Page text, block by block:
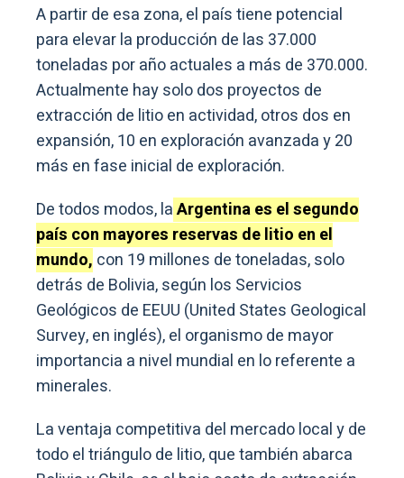
A partir de esa zona, el país tiene potencial
para elevar la producción de las 37.000
toneladas por año actuales a más de 370.000.
Actualmente hay solo dos proyectos de
extracción de litio en actividad, otros dos en
expansión, 10 en exploración avanzada y 20
más en fase inicial de exploración.
De todos modos, laArgentina es el segundo
país con mayores reservas de litio en el
mundo, con 19 millones de toneladas, solo
detrás de Bolivia, según los Servicios
Geológicos de EEUU (United States Geological
Survey, en inglés), el organismo de mayor
importancia a nivel mundial en lo referente a
minerales.
La ventaja competitiva del mercado local y de
todo el triángulo de litio, que también abarca